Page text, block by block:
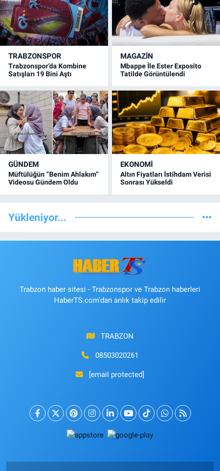
TRABZONSPOR
Trabzonspor’da Kombine
Satışları 19 Bini Aştı
MAGAZİN
Mbappe İle Ester Exposito
Tatilde Görüntülendi
GÜNDEM
Müftülüğün “Benim Ahlakım”
Videosu Gündem Oldu
EKONOMİ
Altın Fiyatları İstihdam Verisi
Sonrası Yükseldi
Yükleniyor...
Trabzon haber sitesi - Trabzonspor ve Trabzon haberleri
HaberTS.com'dan anlık takip edilir
TRABZON
08503020261
[email protected]